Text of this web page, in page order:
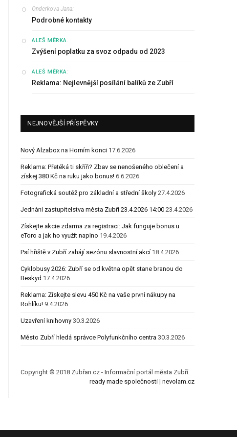
Onderkova Jana:
Podrobné kontakty
ALEŠ MĚRKA:
Zvýšení poplatku za svoz odpadu od 2023
ALEŠ MĚRKA:
Reklama: Nejlevnější posílání balíků ze Zubří
NEJNOVĚJŠÍ PŘÍSPĚVKY
Nový Alzabox na Horním konci 17.6.2026
Reklama: Přetéká ti skříň? Zbav se nenošeného oblečení a
získej 380 Kč na ruku jako bonus! 6.6.2026
Fotografická soutěž pro základní a střední školy 27.4.2026
Jednání zastupitelstva města Zubří 23.4.2026 14:00 23.4.2026
Získejte akcie zdarma za registraci: Jak funguje bonus u
eToro a jak ho využít naplno 19.4.2026
Psí hřiště v Zubří zahájí sezónu slavnostní akcí 18.4.2026
Cyklobusy 2026: Zubří se od května opět stane branou do
Beskyd 17.4.2026
Reklama: Získejte slevu 450 Kč na vaše první nákupy na
Rohlíku! 9.4.2026
Uzavření knihovny 30.3.2026
Město Zubří hledá správce Polyfunkčního centra 30.3.2026
Copyright © 2018 Zubřan.cz - Informační portál města Zubří.
ready made společnosti| nevolam.cz